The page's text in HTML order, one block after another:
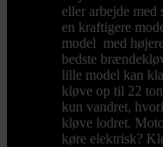
eller arbejde
en kraftigere
model med
bedste
lille model kan
kløve op til 22
kun vandret,
kløve lodret.
køre elektrisk?